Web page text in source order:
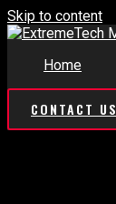
Skip to content
Home
CONTACT US